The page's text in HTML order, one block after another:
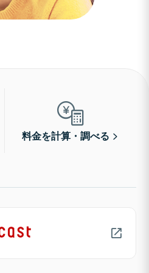
料金を計算・調べる